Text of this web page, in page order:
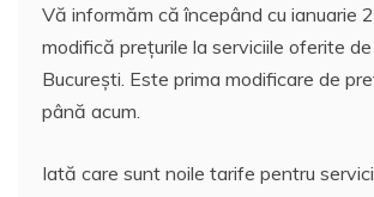
c
e
b
o
itt
er
ai
l
at
s
p
er
e
Vă informăm că începând cu ianuarie
modifică prețurile la serviciile oferite
București. Este prima modificare de
până acum.
Iată care sunt noile tarife pentru